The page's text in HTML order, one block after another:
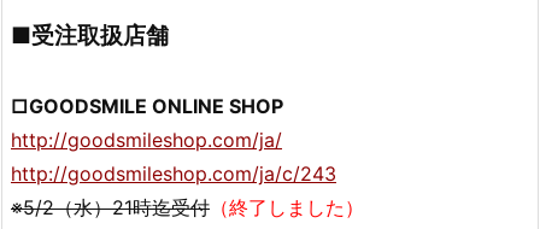
■受注取扱店舗
□GOODSMILE ONLINE SHOP
http://goodsmileshop.com/ja/
http://goodsmileshop.com/ja/c/243
※5/2（水）21時迄受付 （終了しました）